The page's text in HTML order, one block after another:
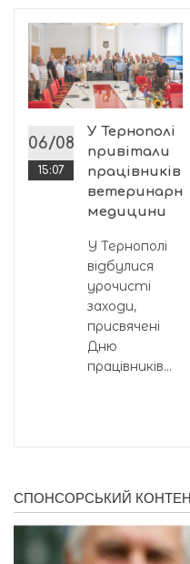
06/08
15:07
У Тернополі
привітали
працівників
ветеринарної
медицини
У Тернополі
відбулися
урочисті
заходи,
присвячені
Дню
працівників...